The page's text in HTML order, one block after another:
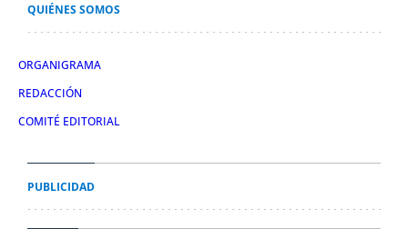
QUIÉNES SOMOS
ORGANIGRAMA
REDACCIÓN
COMITÉ EDITORIAL
PUBLICIDAD